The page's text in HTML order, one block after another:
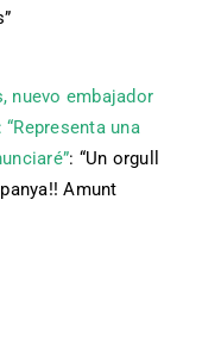
”
nuevo embajador
una
: “Un orgull
Amunt